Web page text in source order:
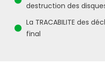
destruction des
La TRACABILITE des
final